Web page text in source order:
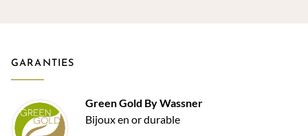
GARANTIES
Green Gold By Wassner
Bijoux en or durable